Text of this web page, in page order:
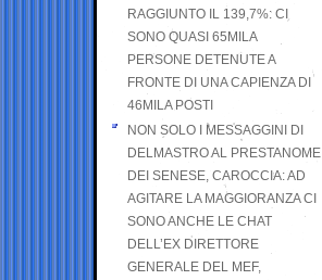
RAGGIUNTO IL 139,7%: CI
SONO QUASI 65MILA
PERSONE DETENUTE A
FRONTE DI UNA CAPIENZA DI
46MILA POSTI
NON SOLO I MESSAGGINI DI
DELMASTRO AL PRESTANOME
DEI SENESE, CAROCCIA: AD
AGITARE LA MAGGIORANZA CI
SONO ANCHE LE CHAT
DELL’EX DIRETTORE
GENERALE DEL MEF,